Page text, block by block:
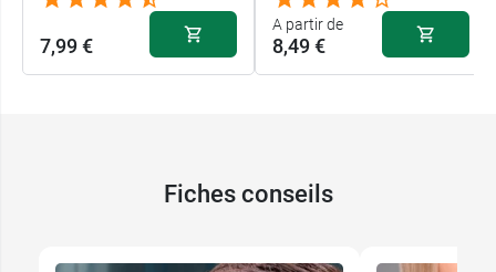
7,99 €
A partir de
8,49 €
Fiches conseils